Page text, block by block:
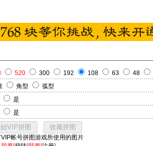
520 300 192 108 63 48
角型
弧型
是
是
帐号拼图游戏所使用的图片